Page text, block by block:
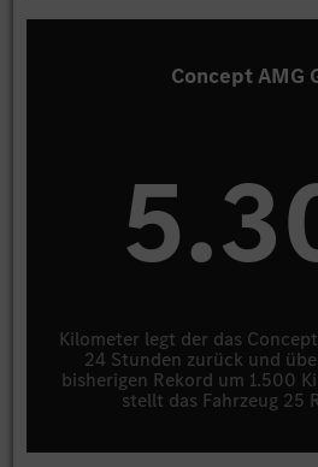
Concept AMG
Kilometer legt der das Concept AMG GT XX binnen
24 Stunden zurück und
bisherigen Rekord um 1.500
stellt das Fahrzeug 25